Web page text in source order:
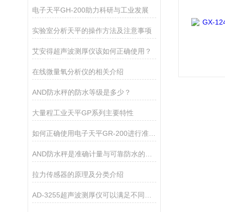
电子天平GH-200助力科研与工业发展
实验室分析天平的操作方法及注意事项
艾安得超声波测厚仪该如何正确使用？
在线微量氧分析仪的相关介绍
AND防水秤的防水等级是多少？
大量程工业天平GP系列主要特性
如何正确使用电子天平GR-200进行准确测量？
拉力传感器的原理及分类介绍